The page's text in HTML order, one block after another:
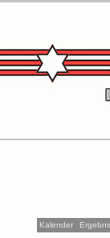
Kalender